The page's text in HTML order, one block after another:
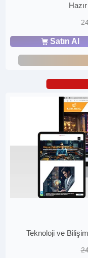
Satın Al
Teknoloji ve